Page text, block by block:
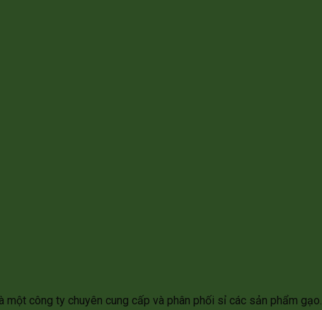
một công ty chuyên cung cấp và phân phối sỉ các sản phẩm gạo.